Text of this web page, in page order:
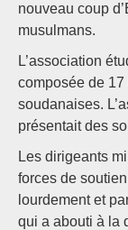
nouveau coup
musulmans.
L’association
composée de
soudanaises.
présentait des
Les dirigeants
forces de
lourdement et
qui a abouti à la